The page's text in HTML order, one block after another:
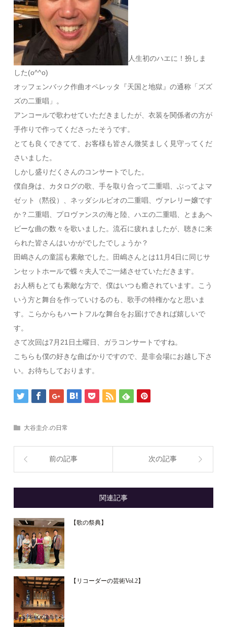
人生初のハエに！扮しま
した(o^^o)
オッフェンバック作曲オペレッタ『天国と地獄』の通称「ズズ
ズの二重唱」。
アンコールで歌わせていただきましたが、衣装を関係者の方が
手作りで作ってくださったそうです。
とても良くできてて、お客様も皆さん微笑ましく見守ってくだ
さい ました。
しかし盛りだくさんのコンサートでした。
僕自身は、カタログの歌、手を取り合って二重唱、ぶってよマ
ゼッ ト（黙役）、ネッダシルビオの二重唱、ヴァレリー嬢です
か？ 二重唱、プロヴァンスの海と陸、ハエの二重唱、
とまあヘ
ビーな曲の数々を歌いました。流石に疲れましたが、聴き に来
られた皆さんはいかがでしたでしょうか？
田嶋さんの童謡も素敵でした。田嶋さんとは11月4日に同じサ
ンセットホールで蝶々夫人でご一緒させていただきます。
お人柄もとても素敵な方で、僕はいつも癒されています。こう
いう方と舞台を作っていけるのも、歌手の特権かなと思いま
す。こらからもハートフルな舞台をお届けできれば嬉しいで
す。
さて次回は7月21日土曜日、ガラコンサートですね。
こちらも僕の好きな曲ばかりですので、是非会場にお越し下さ
い。 お待ちしております。
大谷圭介.の日常
前の記事 次の記事
関連記事
【歌の祭典】
【リコーダーの芸術Vol.2】